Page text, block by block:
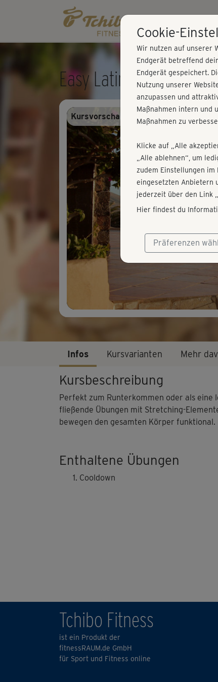
Easy Latin Dance -
Kursvorschau - Anmelden und alles
Infos Kursvarianten Mehr
Kursbeschreibung
Perfekt zum Runterkommen oder als eine
fließende Übungen mit Stretching-
bewegen den gesamten Körper funktional.
Enthaltene Übungen
Cooldown
Tchibo Fitness
ist ein Produkt der
fitnessRAUM.de GmbH
für Sport und Fitness online
Cookie-
Wir nutzen auf unserer
Endgerät betreffend
Endgerät gespeichert.
Nutzung unserer
anzupassen und
Maßnahmen intern und
Maßnahmen zu
Klicke auf „Alle
„Alle ablehnen“, um
zudem Einstellungen im
eingesetzten Anbietern
jederzeit über den Link
Hier findest du
Präferenzen